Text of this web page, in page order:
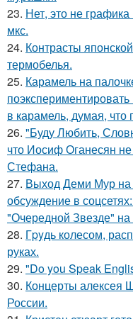
23. Нет, это не
мкс.
24. Контрасты
термобелья.
25. Карамель на
в карамель, думая, что
26. "Буду Любить,
что Иосиф Оганесян
Стефана.
27. Выход Деми Мур на
обсуждение в
"Очередной Звезде" на
28. Гpyдь колесом,
руках.
29. "Do you Speak
30. Концерты алексея
России.